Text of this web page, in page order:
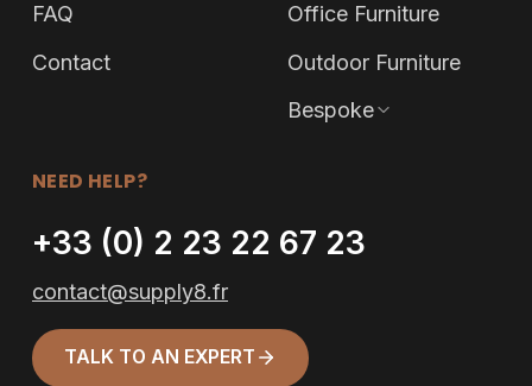
FAQ
Contact
Office Furniture
Outdoor Furniture
Bespoke
NEED HELP?
+33 (0) 2 23 22 67 23
contact@supply8.fr
TALK TO AN EXPERT